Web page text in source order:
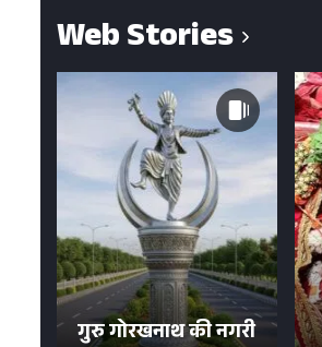
Web Stories
गुरु गोरखनाथ की नगरी